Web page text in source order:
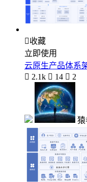
收藏
立即使用
云原生产品体系
 2.1k  14  2
猿